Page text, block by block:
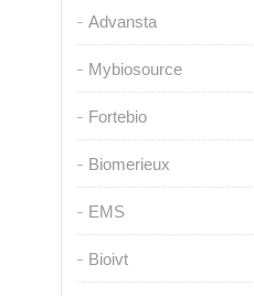
Advansta
Mybiosource
Fortebio
Biomerieux
EMS
Bioivt